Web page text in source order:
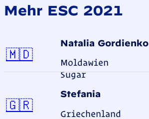
Mehr ESC 2021
Natalia Gordienko
Moldawien
Sugar
🇲🇩Moldawien
Stefania
Griechenland
🇬🇷Griechenland